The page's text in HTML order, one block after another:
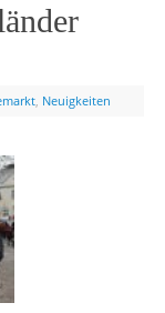
, Neuigkeiten